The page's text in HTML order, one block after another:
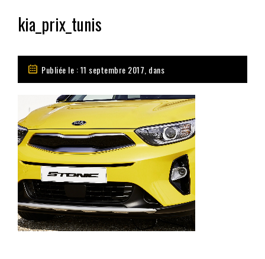
kia_prix_tunis
Publiée le : 11 septembre 2017, dans